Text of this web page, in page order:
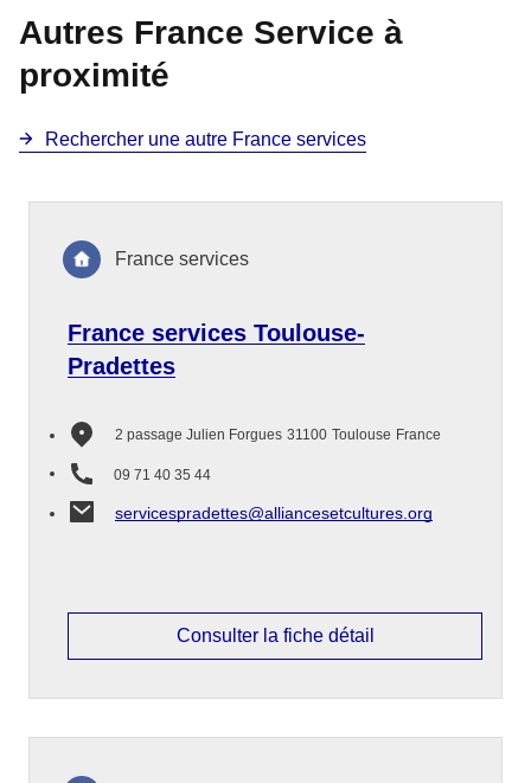
Autres France Service à
proximité
Rechercher une autre France services
France services Toulouse-
Pradettes
2 passage Julien Forgues 31100 Toulouse France
09 71 40 35 44
servicespradettes@alliancesetcultures.org
France services
Consulter la fiche détail